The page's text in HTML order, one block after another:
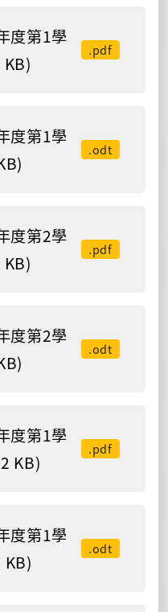
度第1學
.pdf
度第1學
.odt
度第2學
.pdf
度第2學
.odt
度第1學
KB)
.pdf
度第1學
.odt